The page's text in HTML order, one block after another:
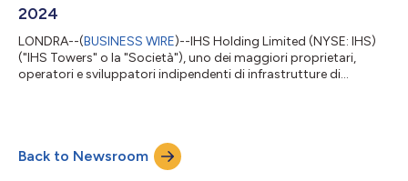
2024
LONDRA--(BUSINESS WIRE)--IHS Holding Limited (NYSE: IHS)
("IHS Towers" o la "Società"), uno dei maggiori proprietari,
operatori e sviluppatori indipendenti di infrastrutture di
generale annuale sono state approvate tutte le proposte
sottoposte al voto degli azionisti, tra cui la rielezione di Frank
Dangeard, Phuthuma Nhl...
Back to Newsroom